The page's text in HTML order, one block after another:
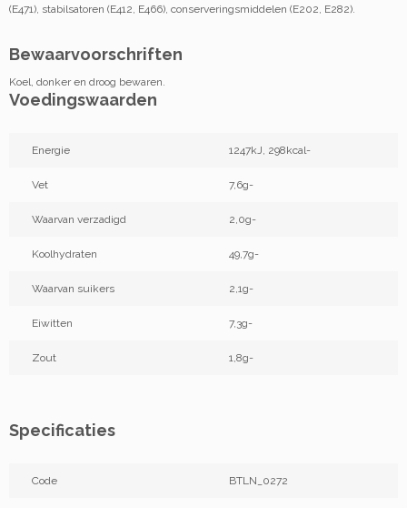
(E471), stabilsatoren (E412, E466), conserveringsmiddelen (E202, E282).
Bewaarvoorschriften
Koel, donker en droog bewaren.
Voedingswaarden
Energie 1247kJ, 298kcal-
Vet 7,6g-
Waarvan verzadigd 2,0g-
Koolhydraten 49,7g-
Waarvan suikers 2,1g-
Eiwitten 7,3g-
Zout 1,8g-
Specificaties
Code BTLN_0272